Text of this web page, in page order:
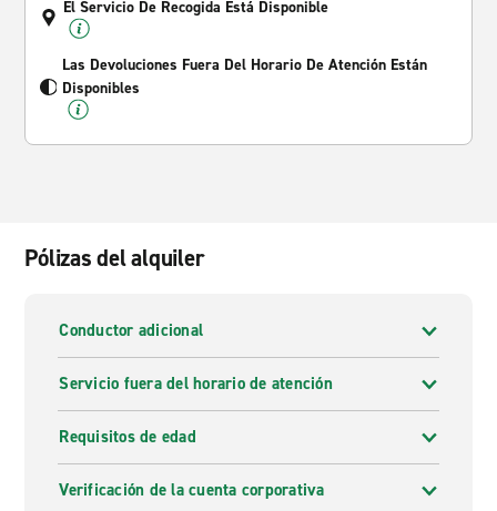
El Servicio De Recogida Está Disponible
Las Devoluciones Fuera Del Horario De Atención Están
Disponibles
Pólizas del alquiler
Conductor adicional
Servicio fuera del horario de atención
Requisitos de edad
Verificación de la cuenta corporativa